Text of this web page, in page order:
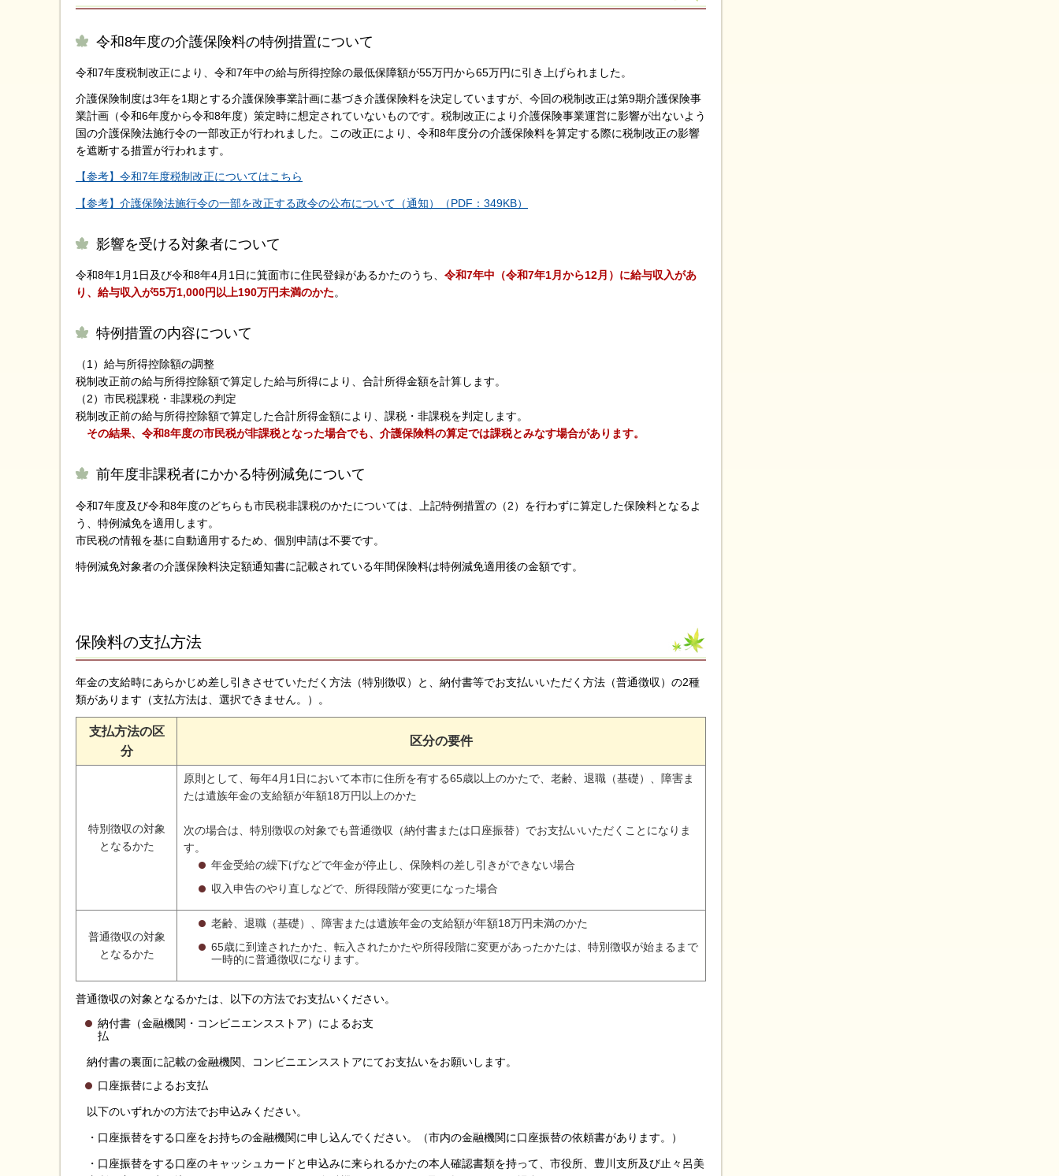
令和8年度の介護保険料の特例措置について
令和7年度税制改正により、令和7年中の給与所得控除の最低保障額が55万円から65万円に引き上げられました。
介護保険制度は3年を1期とする介護保険事業計画に基づき介護保険料を決定していますが、今回の税制改正は第9期介護保険事
業計画（令和6年度から令和8年度）策定時に想定されていないものです。税制改正により介護保険事業運営に影響が出ないよう
国の介護保険法施行令の一部改正が行われました。この改正により、令和8年度分の介護保険料を算定する際に税制改正の影響
を遮断する措置が行われます。
【参考】令和7年度税制改正についてはこちら
【参考】介護保険法施行令の一部を改正する政令の公布について（通知）（PDF：349KB）
影響を受ける対象者について
令和8年1月1日及び令和8年4月1日に箕面市に住民登録があるかたのうち、 令和7年中（令和7年1月から12月）に給与収入があ
り、給与収入が55万1,000円以上190万円未満のかた。
特例措置の内容について
（1）給与所得控除額の調整
税制改正前の給与所得控除額で算定した給与所得により、合計所得金額を計算します。
（2）市民税課税・非課税の判定
税制改正前の給与所得控除額で算定した合計所得金額により、課税・非課税を判定します。
その結果、令和8年度の市民税が非課税となった場合でも、介護保険料の算定では課税とみなす場合があります。
前年度非課税者にかかる特例減免について
令和7年度及び令和8年度のどちらも市民税非課税のかたについては、上記特例措置の（2）を行わずに算定した保険料となるよ
う、特例減免を適用します。
市民税の情報を基に自動適用するため、個別申請は不要です。
特例減免対象者の介護保険料決定額通知書に記載されている年間保険料は特例減免適用後の金額です。
保険料の支払方法
年金の支給時にあらかじめ差し引きさせていただく方法（特別徴収）と、納付書等でお支払いいただく方法（普通徴収）の2種
類があります（支払方法は、選択できません。）。
支払方法の区
分
区分の要件
特別徴収の対象
となるかた
原則として、毎年4月1日において本市に住所を有する65歳以上のかたで、老齢、退職（基礎）、障害ま
たは遺族年金の支給額が年額18万円以上のかた
次の場合は、特別徴収の対象でも普通徴収（納付書または口座振替）でお支払いいただくことになりま
す。
年金受給の繰下げなどで年金が停止し、保険料の差し引きができない場合
収入申告のやり直しなどで、所得段階が変更になった場合
普通徴収の対象
となるかた
老齢、退職（基礎）、障害または遺族年金の支給額が年額18万円未満のかた
65歳に到達されたかた、転入されたかたや所得段階に変更があったかたは、特別徴収が始まるまで
一時的に普通徴収になります。
普通徴収の対象となるかたは、以下の方法でお支払いください。
納付書（金融機関・コンビニエンスストア）によるお支
払
納付書の裏面に記載の金融機関、コンビニエンスストアにてお支払いをお願いします。
口座振替によるお支払
以下のいずれかの方法でお申込みください。
・口座振替をする口座をお持ちの金融機関に申し込んでください。（市内の金融機関に口座振替の依頼書があります。）
・口座振替をする口座のキャッシュカードと申込みに来られるかたの本人確認書類を持って、市役所、豊川支所及び止々呂美